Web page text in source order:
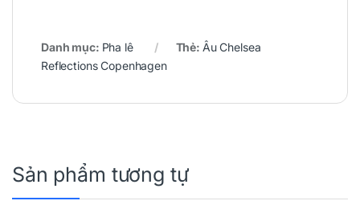
Danh mục: Pha lê Thẻ: Âu Chelsea
Reflections Copenhagen
Sản phẩm tương tự